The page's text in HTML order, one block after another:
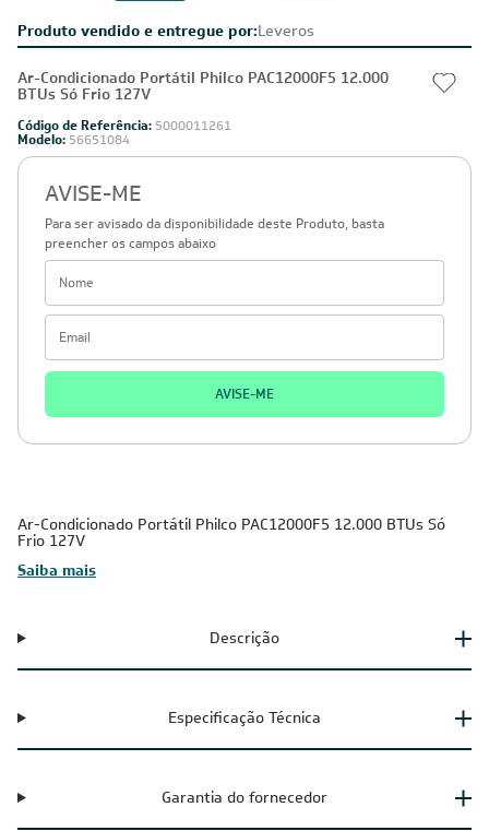
Produto vendido e entregue por:Leveros
Ar-Condicionado Portátil Philco PAC12000F5 12.000
BTUs Só Frio 127V
Código de Referência: 5000011261
Modelo: 56651084
AVISE-ME
Para ser avisado da disponibilidade deste Produto, basta
preencher os campos abaixo
AVISE-ME
Ar-Condicionado Portátil Philco PAC12000F5 12.000 BTUs Só
Frio 127V
Saiba mais
Descrição
Especificação Técnica
Garantia do fornecedor